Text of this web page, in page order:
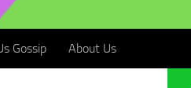
Gossip About Us